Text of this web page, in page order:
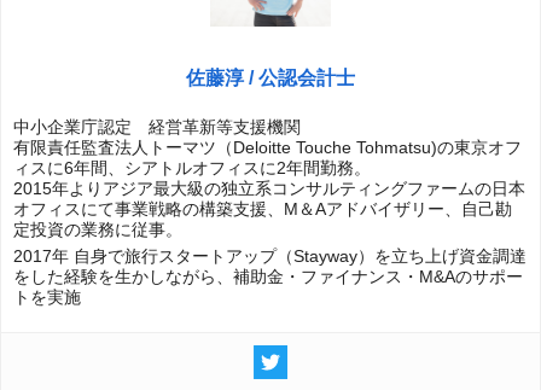
佐藤淳 / 公認会計士
中小企業庁認定 経営革新等支援機関
有限責任監査法人トーマツ（Deloitte Touche Tohmatsu)の東京オフ
ィスに6年間、シアトルオフィスに2年間勤務。
2015年よりアジア最大級の独立系コンサルティングファームの日本
オフィスにて事業戦略の構築支援、M＆Aアドバイザリー、自己勘
定投資の業務に従事。
2017年 自身で旅行スタートアップ（Stayway）を立ち上げ資金調達
をした経験を生かしながら、補助金・ファイナンス・M&Aのサポー
トを実施